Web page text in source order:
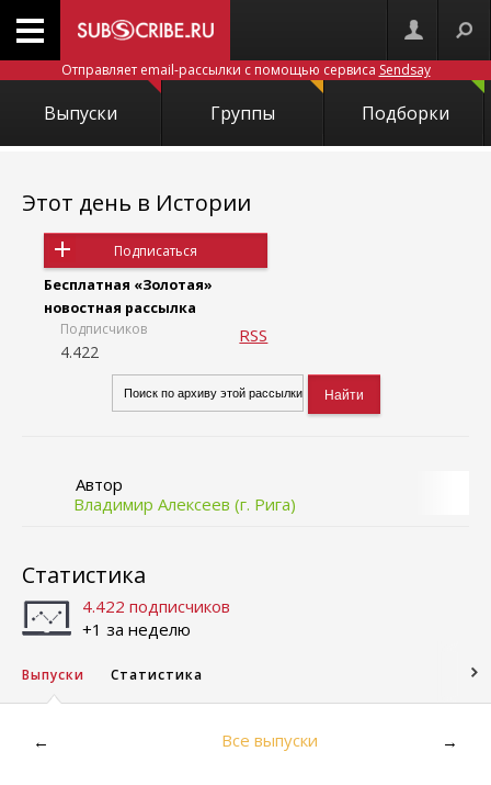
Отправляет email-рассылки с помощью сервиса Sendsay
Выпуски Группы Подборки
Этот день в Истории
Подписаться
Бесплатная «Золотая»
новостная рассылка
Подписчиков
4.422
RSS
Автор
Владимир Алексеев (г. Рига)
Статистика
4.422 подписчиков
+1 за неделю
Выпуски Статистика
← Все выпуски →